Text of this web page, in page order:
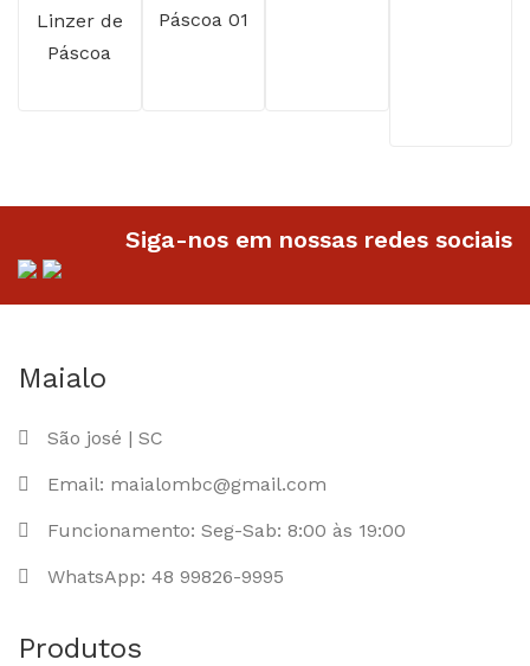
Linzer de
Páscoa
Páscoa 01
Siga-nos em nossas redes sociais
Maialo
São josé | SC
Email: maialombc@gmail.com
Funcionamento: Seg-Sab: 8:00 às 19:00
WhatsApp: 48 99826-9995
Produtos